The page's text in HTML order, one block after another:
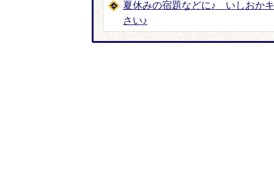
夏休みの宿題などに♪ いしおか
さい♪